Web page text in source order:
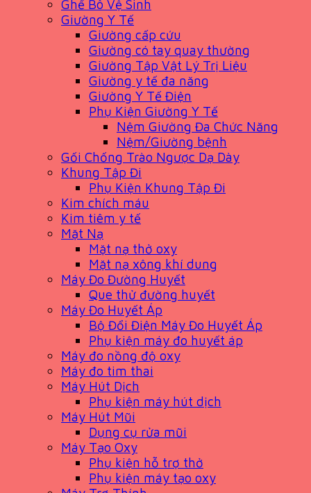
Ghế Bô Vệ Sinh
Giường Y Tế
Giường cấp cứu
Giường có tay quay thường
Giường Tập Vật Lý Trị Liệu
Giường y tế đa năng
Giường Y Tế Điện
Phụ Kiện Giường Y Tế
Nệm Giường Đa Chức Năng
Nệm/Giường bệnh
Gối Chống Trào Ngược Dạ Dày
Khung Tập Đi
Phụ Kiện Khung Tập Đi
Kim chích máu
Kim tiêm y tế
Mặt Nạ
Mặt nạ thở oxy
Mặt nạ xông khí dung
Máy Đo Đường Huyết
Que thử đường huyết
Máy Đo Huyết Áp
Bộ Đổi Điện Máy Đo Huyết Áp
Phụ kiện máy đo huyết áp
Máy đo nồng độ oxy
Máy đo tim thai
Máy Hút Dịch
Phụ kiện máy hút dịch
Máy Hút Mũi
Dụng cụ rửa mũi
Máy Tạo Oxy
Phụ kiện hỗ trợ thở
Phụ kiện máy tạo oxy